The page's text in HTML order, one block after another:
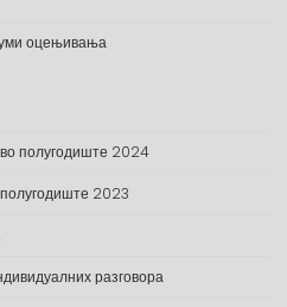
оцењивања
полугодиште 2024
2023
разговора